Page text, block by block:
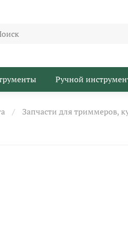
Ручной
Запчасти для триммеров,